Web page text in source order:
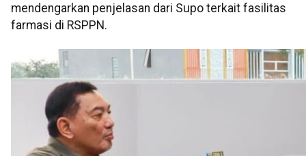
mendengarkan penjelasan dari Supo terkait fasilitas
farmasi di RSPPN.